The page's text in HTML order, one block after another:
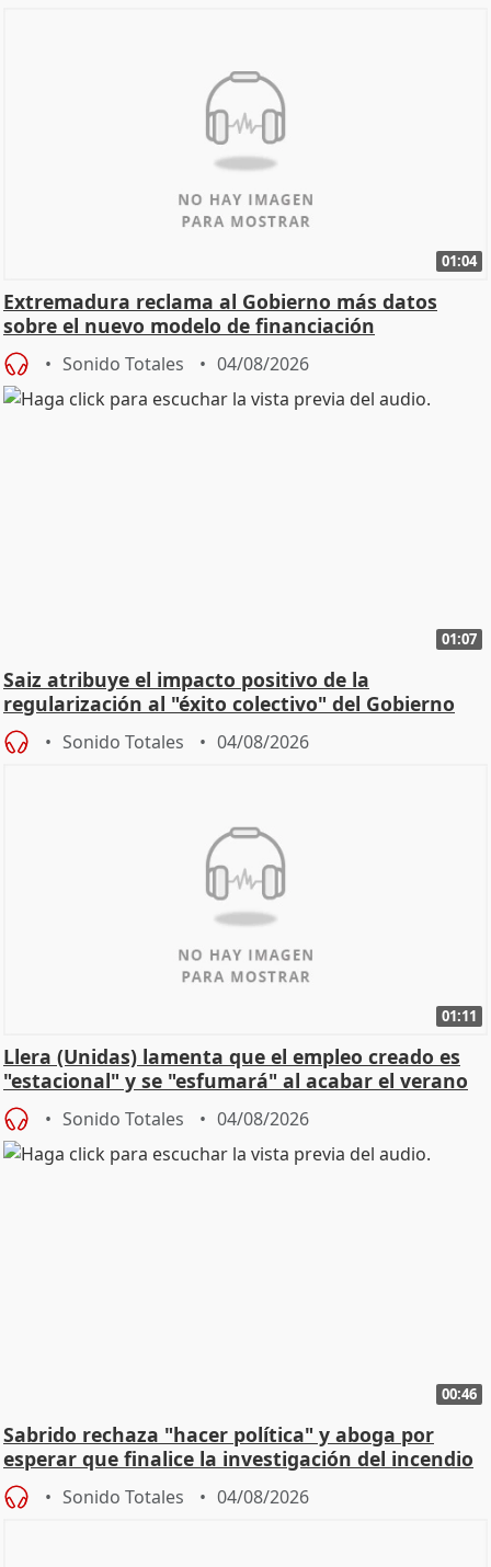
01:04
Extremadura reclama al Gobierno más datos
sobre el nuevo modelo de financiación
Sonido Totales 04/08/2026
01:07
Saiz atribuye el impacto positivo de la
regularización al "éxito colectivo" del Gobierno
Sonido Totales 04/08/2026
01:11
Llera (Unidas) lamenta que el empleo creado es
"estacional" y se "esfumará" al acabar el verano
Sonido Totales 04/08/2026
00:46
Sabrido rechaza "hacer política" y aboga por
esperar que finalice la investigación del incendio
Sonido Totales 04/08/2026